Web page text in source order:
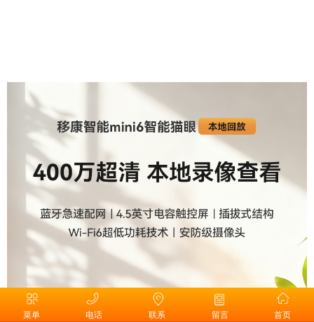
菜单 电话 联系 留言 首页